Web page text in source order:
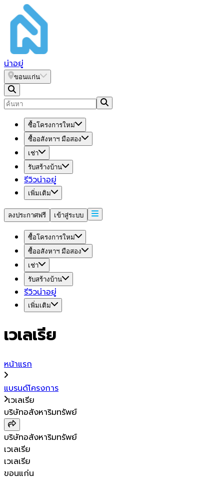
น่าอยู่
ขอนแก่น
ซื้อโครงการใหม่
ซื้ออสังหาฯ มือสอง
เช่า
รับสร้างบ้าน
รีวิวน่าอยู่
เพิ่มเติม
ลงประกาศฟรี เข้าสู่ระบบ
ซื้อโครงการใหม่
ซื้ออสังหาฯ มือสอง
เช่า
รับสร้างบ้าน
รีวิวน่าอยู่
เพิ่มเติม
เวเลเรีย
หน้าแรก
แบรนด์โครงการ
เวเลเรีย
บริษัทอสังหาริมทรัพย์
บริษัทอสังหาริมทรัพย์
เวเลเรีย
เวเลเรีย
ขอนแก่น